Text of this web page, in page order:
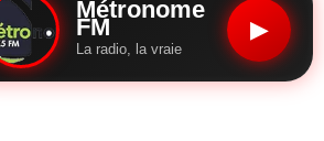
Métronome
FM
La radio, la vraie
▶